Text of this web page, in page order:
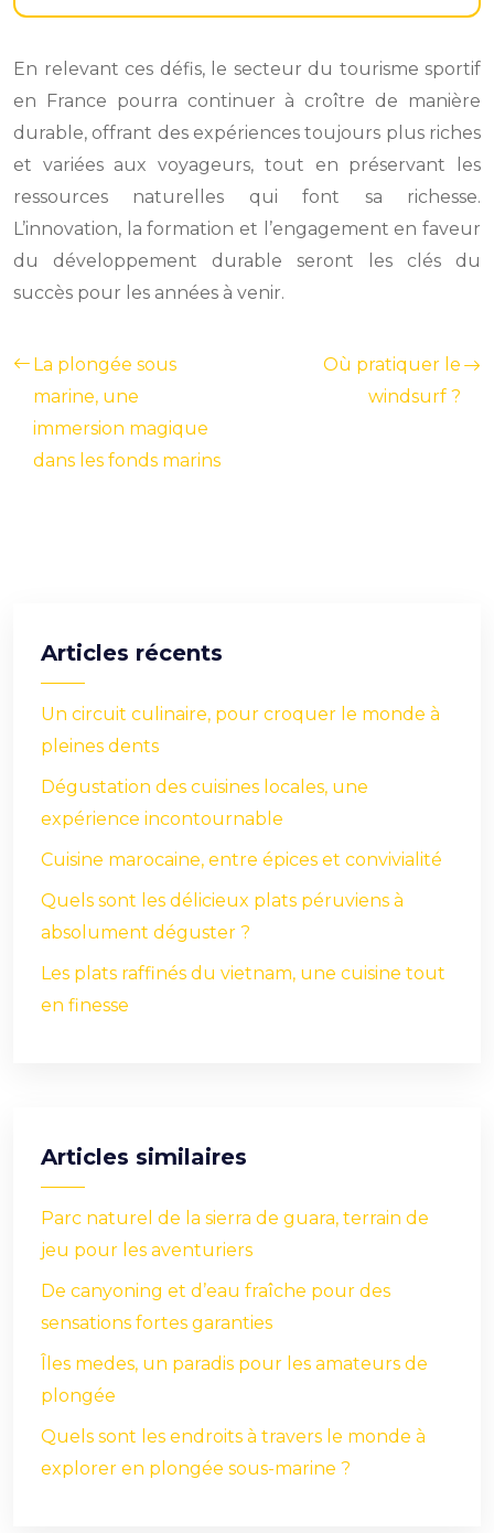
En relevant ces défis, le secteur du tourisme sportif
en France pourra continuer à croître de manière
durable, offrant des expériences toujours plus riches
et variées aux voyageurs, tout en préservant les
ressources naturelles qui font sa richesse.
L’innovation, la formation et l’engagement en faveur
du développement durable seront les clés du
succès pour les années à venir.
La plongée sous
marine, une
immersion magique
dans les fonds marins
Où pratiquer le
windsurf ?
Articles récents
Un circuit culinaire, pour croquer le monde à
pleines dents
Dégustation des cuisines locales, une
expérience incontournable
Cuisine marocaine, entre épices et convivialité
Quels sont les délicieux plats péruviens à
absolument déguster ?
Les plats raffinés du vietnam, une cuisine tout
en finesse
Articles similaires
Parc naturel de la sierra de guara, terrain de
jeu pour les aventuriers
De canyoning et d’eau fraîche pour des
sensations fortes garanties
Îles medes, un paradis pour les amateurs de
plongée
Quels sont les endroits à travers le monde à
explorer en plongée sous-marine ?